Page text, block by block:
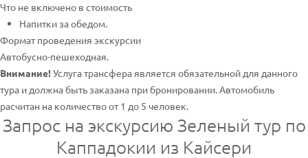
Что не включено в стоимость
Напитки за обедом.
Формат проведения экскурсии
Автобусно-пешеходная.
Внимание!Услуга трансфера является обязательной для данного
тура и должна быть заказана при бронировании. Автомобиль
расчитан на количество от 1 до 5 человек.
Запрос на экскурсию Зеленый тур по
Каппадокии из Кайсери